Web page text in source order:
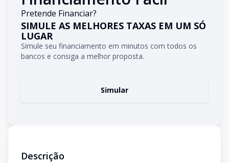
Pretende Financiar?
SIMULE AS MELHORES TAXAS EM UM SÓ
LUGAR
Simule seu financiamento em minutos com todos os
bancos e consiga a melhor proposta.
Simular
Descrição